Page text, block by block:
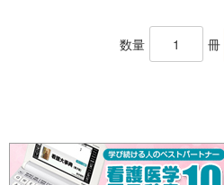
数量 冊